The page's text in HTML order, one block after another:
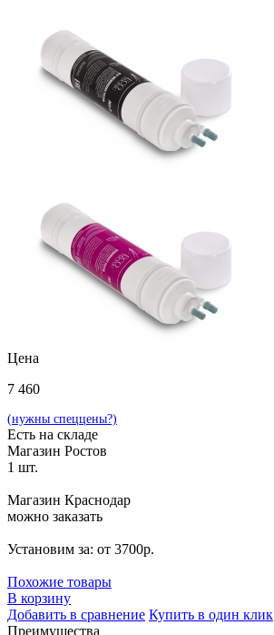
Цена
7 460
(нужны спеццены?)
Есть на складе
Магазин Ростов
1 шт.
Магазин Краснодар
можно заказать
Установим за: от 3700р.
Похожие товары
В корзину
Добавить в сравнение Купить в один клик
Преимущества